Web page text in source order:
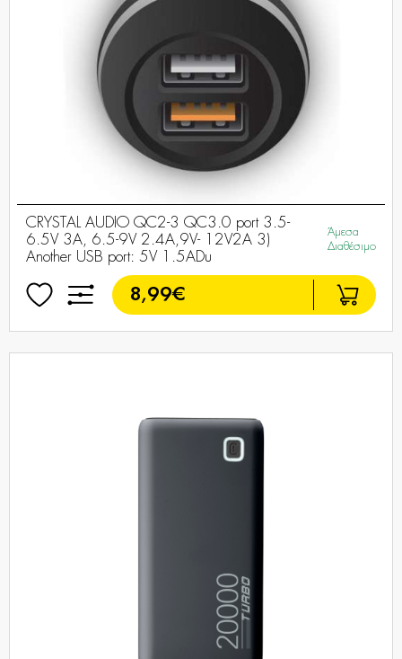
CRYSTAL AUDIO QC2-3 QC3.0 port 3.5-
6.5V 3A, 6.5-9V 2.4A,9V- 12V2A 3)
Another USB port: 5V 1.5ADu
Άμεσα
Διαθέσιμο
8,99€